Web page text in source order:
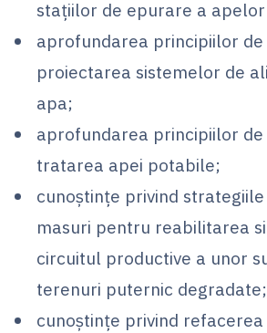
staţiilor de epurare a
aprofundarea principiilor
proiectarea sistemelor de
apa;
aprofundarea principiilor de
tratarea apei potabile;
cunoştinţe privind
masuri pentru reabilitarea
circuitul productive a unor
terenuri puternic degradate;
cunoştinţe privind